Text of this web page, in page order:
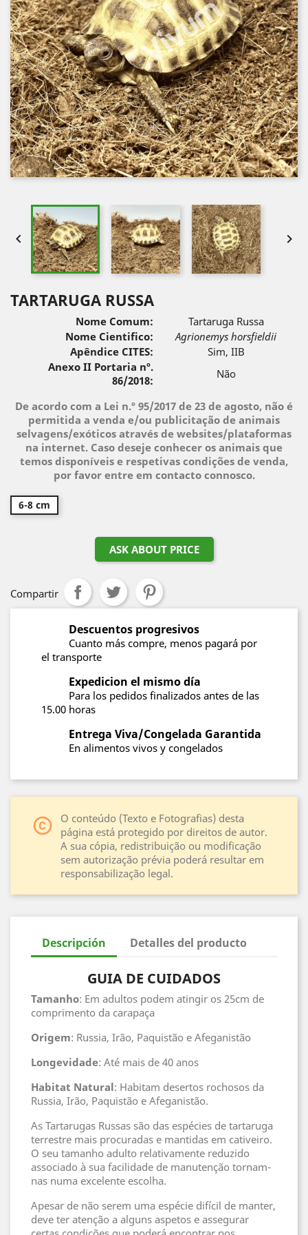
 
TARTARUGA RUSSA
Nome Comum:
Tartaruga Russa
Nome Cientifico:
Agrionemys horsfieldii
Apêndice CITES:
Sim, IIB
Anexo II Portaria nº.
86/2018:
Não
De acordo com a Lei n.º 95/2017 de 23 de agosto, não é
permitida a venda e/ou publicitação de animais
selvagens/exóticos através de websites/plataformas
na internet. Caso deseje conhecer os animais que
temos disponíveis e respetivas condições de venda,
por favor entre em contacto connosco.
6-8 cm
ASK ABOUT PRICE
Compartir
Descuentos progresivos
Cuanto más compre, menos pagará por
el transporte
Expedicion el mismo día
Para los pedidos finalizados antes de las
15.00 horas
Entrega Viva/Congelada Garantida
En alimentos vivos y congelados
copyright
O conteúdo (Texto e Fotografias) desta
página está protegido por direitos de autor.
A sua cópia, redistribuição ou modificação
sem autorização prévia poderá resultar em
responsabilização legal.
Descripción Detalles del producto
GUIA DE CUIDADOS
Tamanho: Em adultos podem atingir os 25cm de
comprimento da carapaça
Origem: Russia, Irão, Paquistão e Afeganistão
Longevidade: Até mais de 40 anos
Habitat Natural: Habitam desertos rochosos da
Russia, Irão, Paquistão e Afeganistão.
As Tartarugas Russas são das espécies de tartaruga
terrestre mais procuradas e mantidas em cativeiro.
O seu tamanho adulto relativamente reduzido
associado à sua facilidade de manutenção tornam-
nas numa excelente escolha.
Apesar de não serem uma espécie difícil de manter,
deve ter atenção a alguns aspetos e assegurar